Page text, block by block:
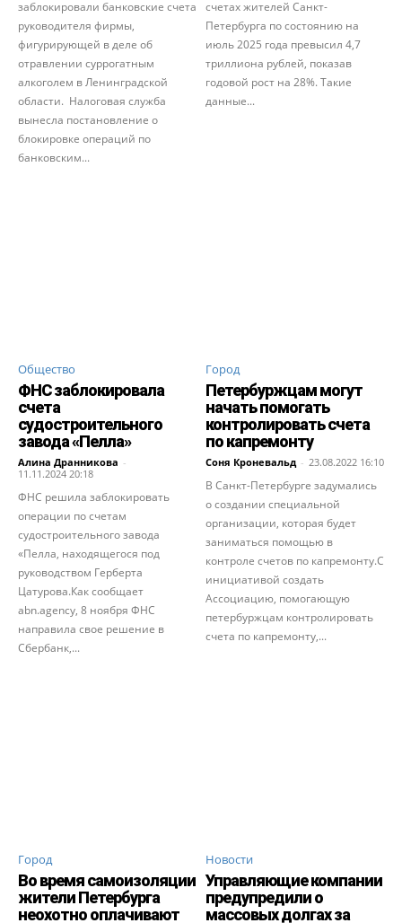
заблокировали банковские счета
руководителя фирмы,
фигурирующей в деле об
отравлении суррогатным
алкоголем в Ленинградской
области. Налоговая служба
вынесла постановление о
блокировке операций по
банковским...
счетах жителей Санкт-
Петербурга по состоянию на
июль 2025 года превысил 4,7
триллиона рублей, показав
годовой рост на 28%. Такие
данные...
Общество
ФНС заблокировала
счета
судостроительного
завода «Пелла»
Алина Дранникова -
11.11.2024 20:18
ФНС решила заблокировать
операции по счетам
судостроительного завода
«Пелла, находящегося под
руководством Герберта
Цатурова.Как сообщает
abn.agency, 8 ноября ФНС
направила свое решение в
Сбербанк,...
Город
Петербуржцам могут
начать помогать
контролировать счета
по капремонту
Соня Кроневальд - 23.08.2022 16:10
В Санкт-Петербурге задумались
о создании специальной
организации, которая будет
заниматься помощью в
контроле счетов по капремонту.С
инициативой создать
Ассоциацию, помогающую
петербуржцам контролировать
счета по капремонту,...
Город
Во время самоизоляции
жители Петербурга
неохотно оплачивают
Новости
Управляющие компании
предупредили о
массовых долгах за